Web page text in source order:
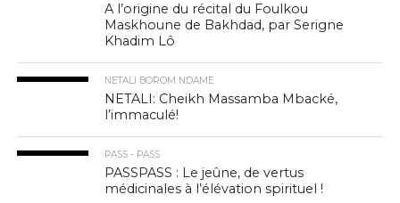
A l’origine du récital du Foulkou
Maskhoune de Bakhdad, par Serigne
Khadim Lô
NETALI BOROM NDAME
NETALI: Cheikh Massamba Mbacké,
l’immaculé!
PASS - PASS
PASSPASS : Le jeûne, de vertus
médicinales à l’élévation spirituel !